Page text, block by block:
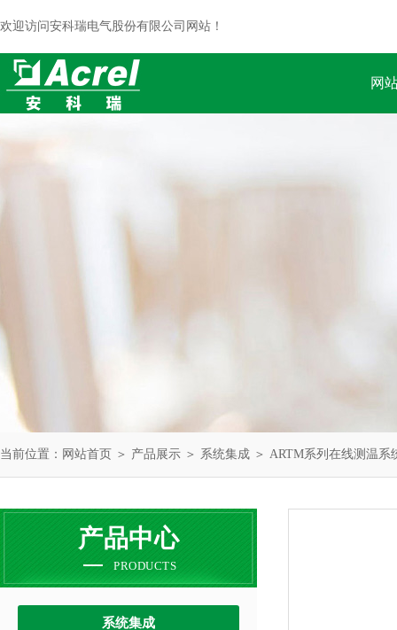
欢迎访问安科瑞电气股份有限公司网站！
网
当前位置： 网站首页 ＞ 产品展示 ＞ 系统集成 ＞ ARTM系列在线测温系
产品中心
PRODUCTS
系统集成